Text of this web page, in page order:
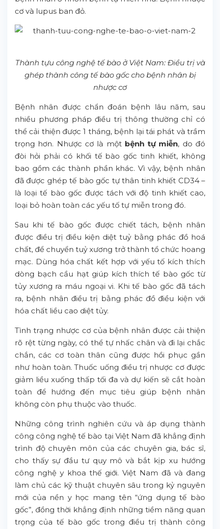
cơ và lupus ban đỏ.
Thành tựu công nghệ tế bào ở Việt Nam: Điều trị và
ghép thành công tế bào gốc cho bệnh nhân bị
nhược cơ
Bệnh nhân được chẩn đoán bệnh lâu năm, sau
nhiều phương pháp điều trị thông thường chỉ có
thể cải thiện được 1 tháng, bệnh lại tái phát và trầm
trọng hơn. Nhược cơ là một bệnh tự miễn, do đó
đòi hỏi phải có khối tế bào gốc tinh khiết, không
bao gồm các thành phần khác. Vì vậy, bệnh nhân
đã được ghép tế bào gốc tự thân tinh khiết CD34 –
là loại tế bào gốc được tách với độ tinh khiết cao,
loại bỏ hoàn toàn các yếu tố tự miễn trong đó.
Sau khi tế bào gốc được chiết tách, bệnh nhân
được điều trị điều kiện diệt tuỷ bằng phác đồ hoá
chất, để chuyển tuỷ xương trở thành tổ chức hoang
mạc. Dùng hóa chất kết hợp với yếu tố kích thích
dòng bạch cầu hạt giúp kích thích tế bào gốc từ
tủy xương ra máu ngoại vi. Khi tế bào gốc đã tách
ra, bệnh nhân điều trị bằng phác đồ điều kiện với
hóa chất liều cao diệt tủy.
Tình trạng nhược cơ của bệnh nhân được cải thiện
rõ rệt từng ngày, có thể tự nhấc chân và đi lại chắc
chắn, các cơ toàn thân cũng được hồi phục gần
như hoàn toàn. Thuốc uống điều trị nhược cơ được
giảm liều xuống thấp tối đa và dự kiến sẽ cắt hoàn
toàn để hướng đến mục tiêu giúp bệnh nhân
không còn phụ thuộc vào thuốc.
Những công trình nghiên cứu và áp dụng thành
công công nghệ tế bào tại Việt Nam đã khẳng định
trình độ chuyên môn của các chuyên gia, bác sĩ,
cho thấy sự đầu tư quy mô và bắt kịp xu hướng
công nghệ y khoa thế giới. Việt Nam đã và đang
làm chủ các kỹ thuật chuyên sâu trong kỷ nguyên
mới của nền y học mang tên “ứng dụng tế bào
gốc”, đồng thời khẳng định những tiềm năng quan
trọng của tế bào gốc trong điều trị thành công